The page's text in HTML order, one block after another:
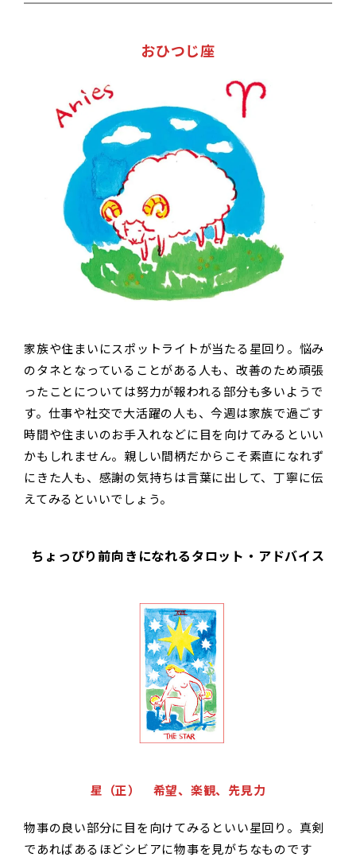
おひつじ座
家族や住まいにスポットライトが当たる星回り。悩み
のタネとなっていることがある人も、改善のため頑張
ったことについては努力が報われる部分も多いようで
す。仕事や社交で大活躍の人も、今週は家族で過ごす
時間や住まいのお手入れなどに目を向けてみるといい
かもしれません。親しい間柄だからこそ素直になれず
にきた人も、感謝の気持ちは言葉に出して、丁寧に伝
えてみるといいでしょう。
ちょっぴり前向きになれるタロット・アドバイス
星（正） 希望、楽観、先見力
物事の良い部分に目を向けてみるといい星回り。真剣
であればあるほどシビアに物事を見がちなものです